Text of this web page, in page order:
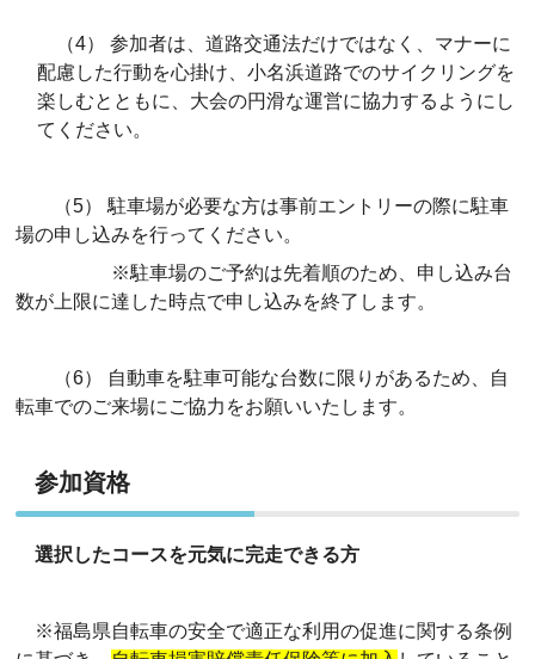
（4） 参加者は、道路交通法だけではなく、マナーに
配慮した行動を心掛け、小名浜道路でのサイクリングを
楽しむとともに、大会の円滑な運営に協力するようにし
てください。
（5） 駐車場が必要な方は事前エントリーの際に駐車
場の申し込みを行ってください。
※駐車場のご予約は先着順のため、申し込み台
数が上限に達した時点で申し込みを終了します。
（6） 自動車を駐車可能な台数に限りがあるため、自
転車でのご来場にご協力をお願いいたします。
参加資格
選択したコースを元気に完走できる方
※福島県自転車の安全で適正な利用の促進に関する条例